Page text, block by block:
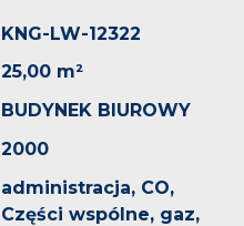
KNG-LW-12322
25,00 m²
BUDYNEK BIUROWY
2000
administracja, CO,
Części wspólne, gaz,